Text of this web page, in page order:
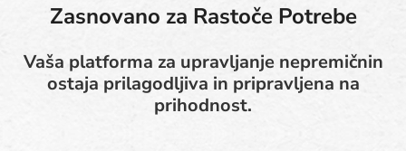
Zasnovano za Rastoče Potrebe
Vaša platforma za upravljanje nepremičnin
ostaja prilagodljiva in pripravljena na
prihodnost.